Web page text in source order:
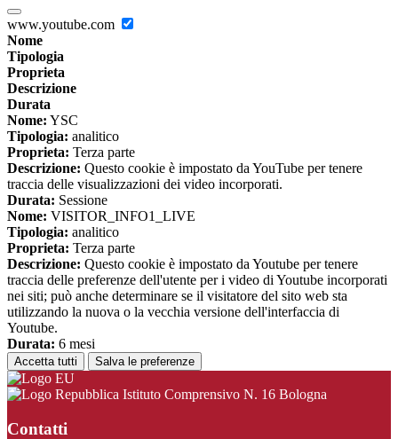
www.youtube.com
Nome
Tipologia
Proprieta
Descrizione
Durata
Nome: YSC
Tipologia: analitico
Proprieta: Terza parte
Descrizione: Questo cookie è impostato da YouTube per tenere
traccia delle visualizzazioni dei video incorporati.
Durata: Sessione
Nome: VISITOR_INFO1_LIVE
Tipologia: analitico
Proprieta: Terza parte
Descrizione: Questo cookie è impostato da Youtube per tenere
traccia delle preferenze dell'utente per i video di Youtube incorporati
nei siti; può anche determinare se il visitatore del sito web sta
utilizzando la nuova o la vecchia versione dell'interfaccia di
Youtube.
Durata: 6 mesi
Accetta tutti Salva le preferenze
Istituto Comprensivo N. 16 Bologna
Contatti